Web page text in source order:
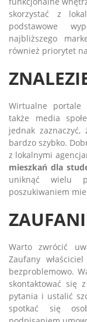
skorzystać z
podstawowe
najbliższego
również priorytet
Wirtualne portale
także media
jednak
bardzo szybko.
z lokalnymi
mieszkań dla
uniknąć wielu
poszukiwaniem
Warto zwrócić
Zaufany
bezproblemowo.
skontaktować się
pytania i ustalić
spotkać się